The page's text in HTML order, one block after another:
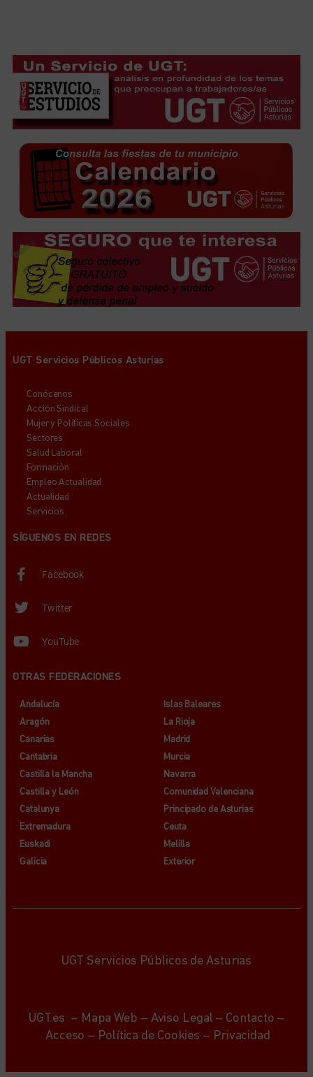
UGT Servicios Públicos Asturias
Conócenos
Acción Sindical
Mujer y Políticas Sociales
Sectores
Salud Laboral
Formación
Empleo Actualidad
Actualidad
Servicios
SÍGUENOS EN REDES
Facebook
Twitter
YouTube
OTRAS FEDERACIONES
Andalucía
Aragón
Canarias
Cantabria
Castilla la Mancha
Castilla y León
Catalunya
Extremadura
Euskadi
Galicia
Islas Baleares
La Rioja
Madrid
Murcia
Navarra
Comunidad Valenciana
Principado de Asturias
Ceuta
Melilla
Exterior
UGT Servicios Públicos de Asturias
UGT.es – Mapa Web – Aviso Legal – Contacto –
Acceso – Política de Cookies – Privacidad